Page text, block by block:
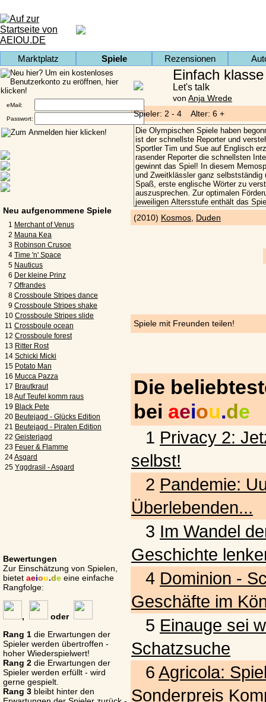
Marktplatz Spiele Rezensionen
eMail:
Passwort:
Neu aufgenommene Spiele
1 Merchant of Venus
2 Mauna Kea
3 Robinson Crusoe
4 Time 'n' Space
5 Nauticus
6 Der kleine Prinz
7 Offrandes
8 Crossboule Stripes dance
9 Crossboule Stripes shake
10 Crossboule Stripes slide
11 Crossboule ocean
12 Crossboule forest
13 Ritter Rost
14 Schicki Micki
15 Potato Man
16 Mucca Pazza
17 Brautkraut
18Auf Teufel komm raus
19 Black Pete
20 Beutejagd - Glücks Edition
21 Beutejagd - Piraten Edition
22 Geisterjagd
23 Feuer & Flamme
24Asgard
25 Yggdrasil - Asgard
Bewertungen
Zur Einschätzung von Spielen,
bietet aeiou.de eine einfache
Rangfolge:
,
oder
Rang 1 die Erwartungen der
Spieler werden übertroffen -
hoher Wiederspielwert!
Rang 2 die Erwartungen der
Spieler werden erfüllt - wird
gerne gespielt.
Rang 3 bleibt hinter den
Einfach
Let's talk
von Anja Wrede
Spieler: 2 - 4 Alter: 6 +
(2010) Kosmos Duden
Spiele mit Freunden teilen!
Die
bei aeiou.de
1 Privacy 2:
selbst!
2 Pandemie:
Überlebenden...
3 Im Wandel
Geschichte
4 Dominion -
Geschäfte im
5 Einauge sei
Schatzsuche
6 Agricola:
Sonderpreis